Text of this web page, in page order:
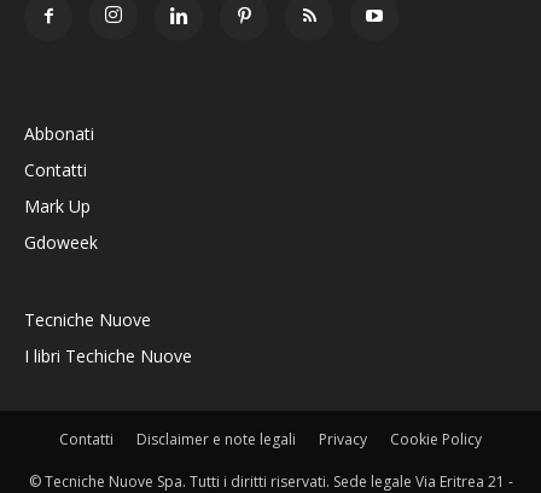
Abbonati
Contatti
Mark Up
Gdoweek
Tecniche Nuove
I libri Techiche Nuove
Contatti Disclaimer e note legali Privacy Cookie Policy
© Tecniche Nuove Spa. Tutti i diritti riservati. Sede legale Via Eritrea 21 -